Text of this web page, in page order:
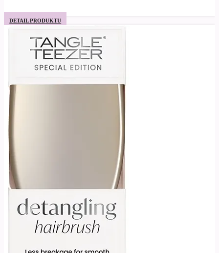
DETAIL PRODUKTU